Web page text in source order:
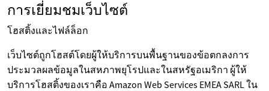
การเยี่ยมชมเว็บไซต์
โฮสติ้งและไฟล์ล็อก
เว็บไซต์ถูกโฮสต์โดยผู้ให้บริการบนพื้นฐานของข้อตกลงการ
ประมวลผลข้อมูลในสหภาพยุโรปและในสหรัฐอเมริกา ผู้ให้
บริการโฮสติ้งของเราคือ Amazon Web Services EMEA SARL ใน